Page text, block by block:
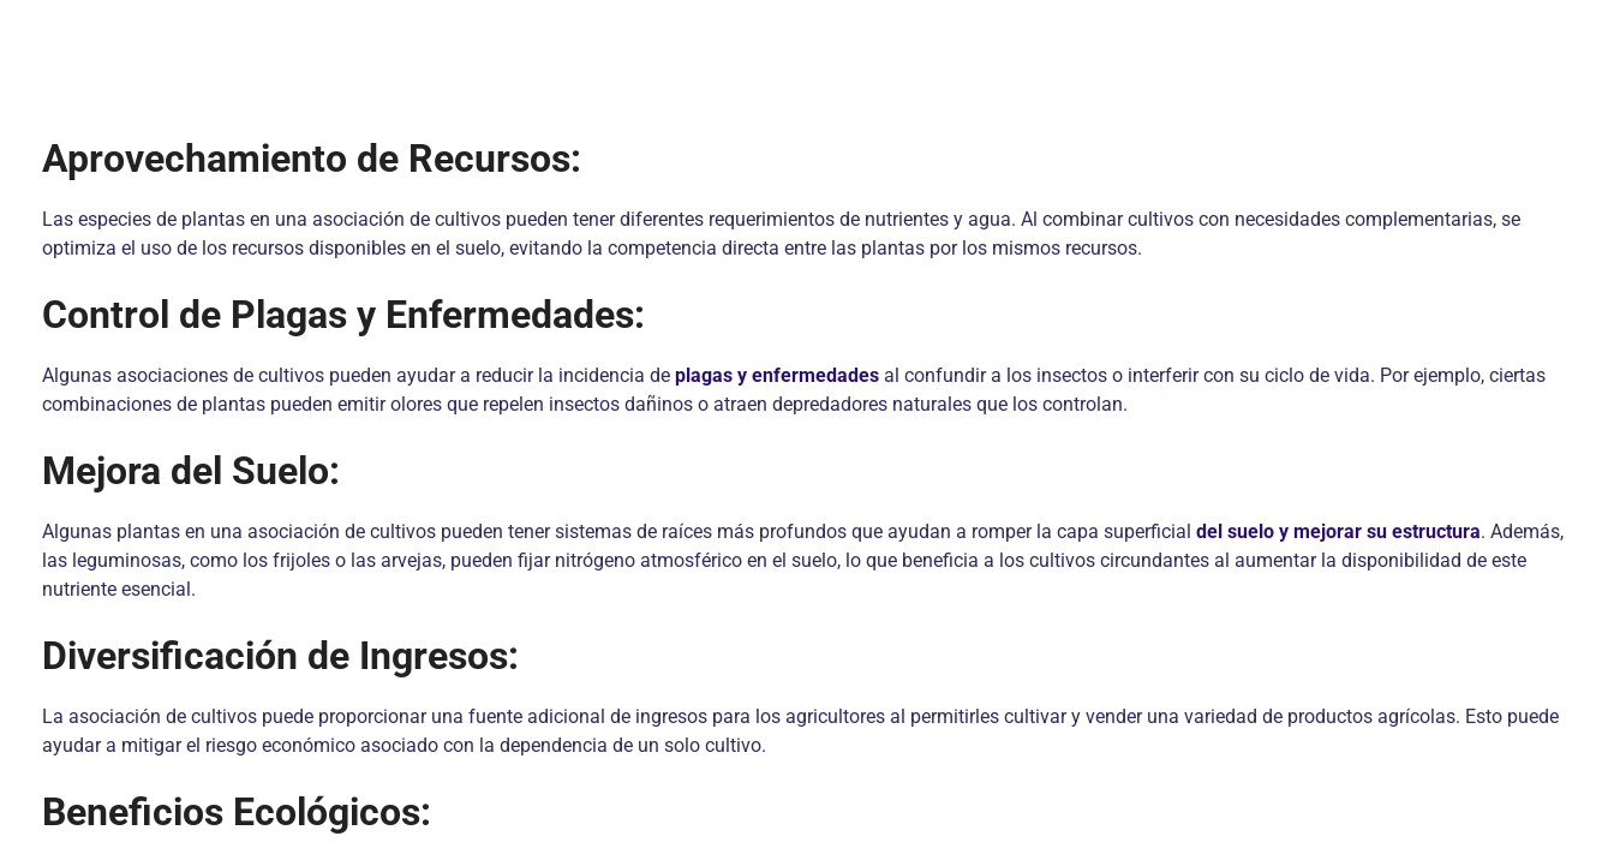
Aprovechamiento de Recursos:
Las especies de plantas en una asociación de cultivos pueden tener diferentes requerimientos de nutrientes y agua. Al combinar cultivos con necesidades complementarias, se
optimiza el uso de los recursos disponibles en el suelo, evitando la competencia directa entre las plantas por los mismos recursos.
Control de Plagas y Enfermedades:
Algunas asociaciones de cultivos pueden ayudar a reducir la incidencia de plagas y enfermedades al confundir a los insectos o interferir con su ciclo de vida. Por ejemplo, ciertas
combinaciones de plantas pueden emitir olores que repelen insectos dañinos o atraen depredadores naturales que los controlan.
Mejora del Suelo:
Algunas plantas en una asociación de cultivos pueden tener sistemas de raíces más profundos que ayudan a romper la capa superficial del suelo y mejorar su estructura. Además,
las leguminosas, como los frijoles o las arvejas, pueden fijar nitrógeno atmosférico en el suelo, lo que beneficia a los cultivos circundantes al aumentar la disponibilidad de este
nutriente esencial.
Diversificación de Ingresos:
La asociación de cultivos puede proporcionar una fuente adicional de ingresos para los agricultores al permitirles cultivar y vender una variedad de productos agrícolas. Esto puede
ayudar a mitigar el riesgo económico asociado con la dependencia de un solo cultivo.
Beneficios Ecológicos: